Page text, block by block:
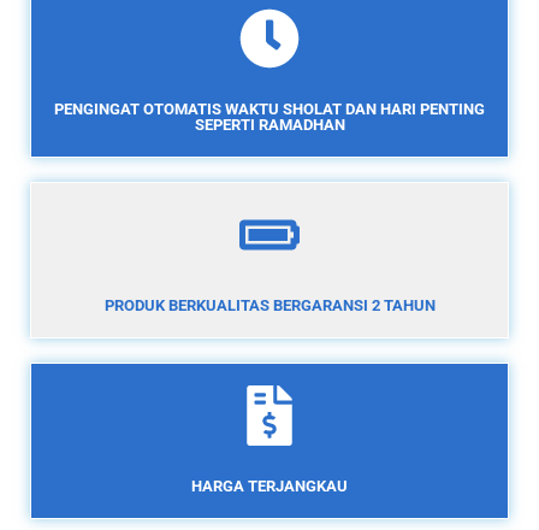
PENGINGAT OTOMATIS WAKTU SHOLAT DAN HARI PENTING
SEPERTI RAMADHAN
PRODUK BERKUALITAS BERGARANSI 2 TAHUN
HARGA TERJANGKAU